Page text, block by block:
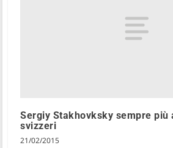
Sergiy Stakhovksky sempre più
svizzeri
21/02/2015